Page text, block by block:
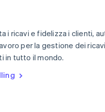
i ricavi e fidelizza i clienti,
per la gestione dei
in tutto il mondo.
简体中文
Unito